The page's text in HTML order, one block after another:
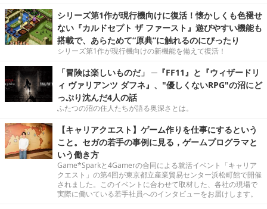
シリーズ第1作が現行機向けに復活！懐かしくも色褪せ
ない『カルドセプト ザ ファースト』遊びやすい機能も
搭載で、あらためて“原典”に触れるのにぴったり
シリーズ第1作が現行機向けの新機能を備えて復活！
「冒険は楽しいものだ」 ─『FF11』と『ウィザードリ
ィ ヴァリアンツ ダフネ』、"優しくないRPG"の沼にど
っぷり沈んだ4人の話
ふたつの沼の住人たちが語る奥深さとは。
【キャリアクエスト】ゲーム作りを仕事にするという
こと。セガの若手の事例に見る，ゲームプログラマと
いう働き方
Game*Sparkと4Gamerの合同による就活イベント「キャリア
クエスト」の第4回が東京都立産業貿易センター浜松町館で開催
されました。このイベントに合わせて取材した、各社の現場で
実際に働いている若手社員へのインタビューをお届けします。